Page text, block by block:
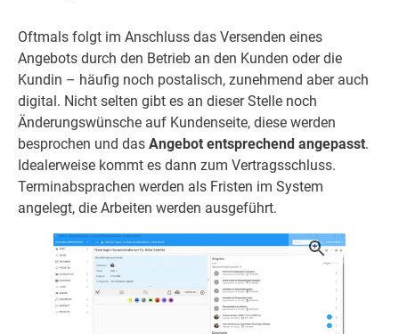
Oftmals folgt im Anschluss das Versenden eines
Angebots durch den Betrieb an den Kunden oder die
Kundin – häufig noch postalisch, zunehmend aber auch
digital. Nicht selten gibt es an dieser Stelle noch
Änderungswünsche auf Kundenseite, diese werden
besprochen und das Angebot entsprechend angepasst.
Idealerweise kommt es dann zum Vertragsschluss.
Terminabsprachen werden als Fristen im System
angelegt, die Arbeiten werden ausgeführt.